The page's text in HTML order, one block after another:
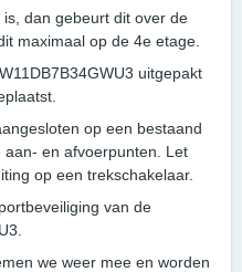
dan gebeurt dit over de
maximaal op de 4e etage.
uitgepakt
op een bestaand
en afvoerpunten. Let
op een trekschakelaar.
van de
we weer mee en worden